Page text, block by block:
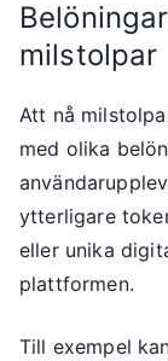
milstolpar
Att nå
med olika
ytterligare
eller unika
plattformen.
Till exempel